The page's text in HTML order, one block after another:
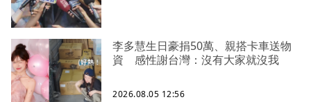
李多慧生日豪捐50萬、親搭卡車送物
資 感性謝台灣：沒有大家就沒我
2026.08.05 12:56